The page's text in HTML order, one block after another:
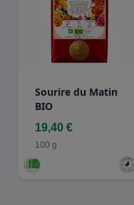
Sourire du Matin
BIO
19,40 €
100 g